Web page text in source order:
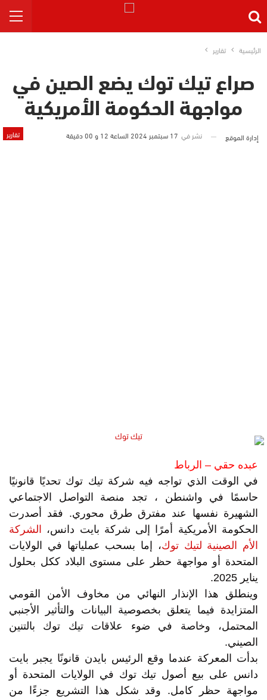
الرئيسية تقارير
صراع تيك توك يضع الصين في
مواجهة الحكومة الأمريكية
تقارير إدارة الموقع نشر في 17 سبتمبر 2024 الساعة 12 و 00 دقيقة
عبده حقي – الرباط
في الوقت الذي تواجه فيه شركة تيك توك تحديًا قانونيًا
حاسمًا في واشنطن ، تجد منصة التواصل الاجتماعي
الشهيرة نفسها عند مفترق طرق محوري. فقد أصدرت
الحكومة الأمريكية أمرًا إلى شركة بايت دانس،
الشركة
الأم الصينية لتيك توك، إما بسحب عملياتها في الولايات
المتحدة أو مواجهة حظر على مستوى البلاد ككل بحلول
يناير 2025.
وينطلق هذا الإنذار النهائي من مخاوف الأمن القومي
المتزايدة فيما يتعلق بخصوصية البيانات والتأثير الأجنبي
المحتمل، وخاصة في ضوء علاقات تيك توك بالتنين
الصيني.
بدأت المعركة عندما وقع الرئيس بايدن قانونًا يجبر بايت
دانس على بيع أصول تيك توك في الولايات المتحدة أو
مواجهة حظر كامل. وقد شكل هذا التشريع جزءًا من